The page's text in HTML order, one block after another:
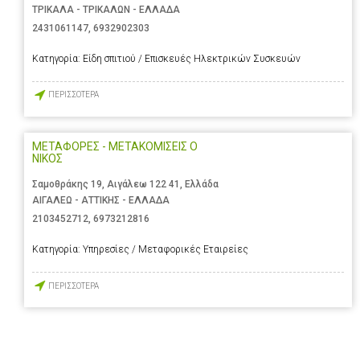
ΤΡΙΚΑΛΑ - ΤΡΙΚΑΛΩΝ - ΕΛΛΑΔΑ
2431061147 6932902303
Κατηγορία: Είδη σπιτιού / Επισκευές Ηλεκτρικών Συσκευών
ΠΕΡΙΣΣΟΤΕΡΑ
ΜΕΤΑΦΟΡΕΣ - ΜΕΤΑΚΟΜΙΣΕΙΣ Ο
ΝΙΚΟΣ
Σαμοθράκης 19, Αιγάλεω 122 41, Ελλάδα
ΑΙΓΑΛΕΩ - ΑΤΤΙΚΗΣ - ΕΛΛΑΔΑ
2103452712, 6973212816
Κατηγορία: Υπηρεσίες / Μεταφορικές Εταιρείες
ΠΕΡΙΣΣΟΤΕΡΑ